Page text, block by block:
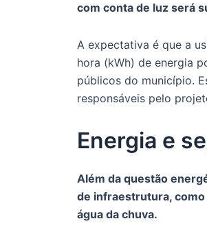
com conta de luz será
A expectativa é que a
hora (kWh) de energia
públicos do município.
responsáveis pelo
Energia e
Além da questão
de infraestrutura, como
água da chuva.